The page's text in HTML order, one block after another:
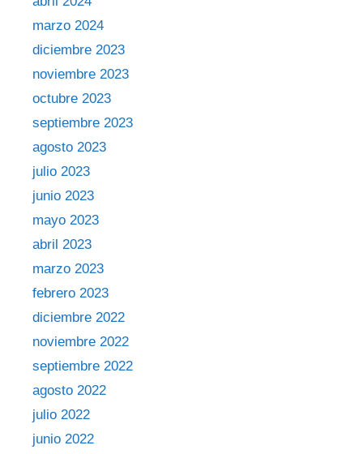
marzo 2024
diciembre 2023
noviembre 2023
octubre 2023
septiembre 2023
agosto 2023
julio 2023
junio 2023
mayo 2023
abril 2023
marzo 2023
febrero 2023
diciembre 2022
noviembre 2022
septiembre 2022
agosto 2022
julio 2022
junio 2022